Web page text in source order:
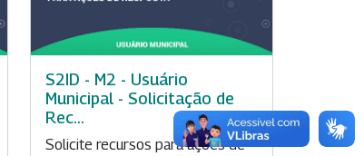
S2ID - M2 - Usuário
Municipal - Solicitação de
Rec...
Solicite recursos para ações de